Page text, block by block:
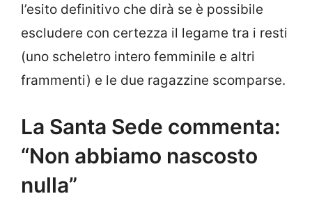
l’esito definitivo che dirà se è possibile
escludere con certezza il legame tra i resti
(uno scheletro intero femminile e altri
frammenti) e le due ragazzine scomparse.
La Santa Sede commenta:
“Non abbiamo nascosto
nulla”